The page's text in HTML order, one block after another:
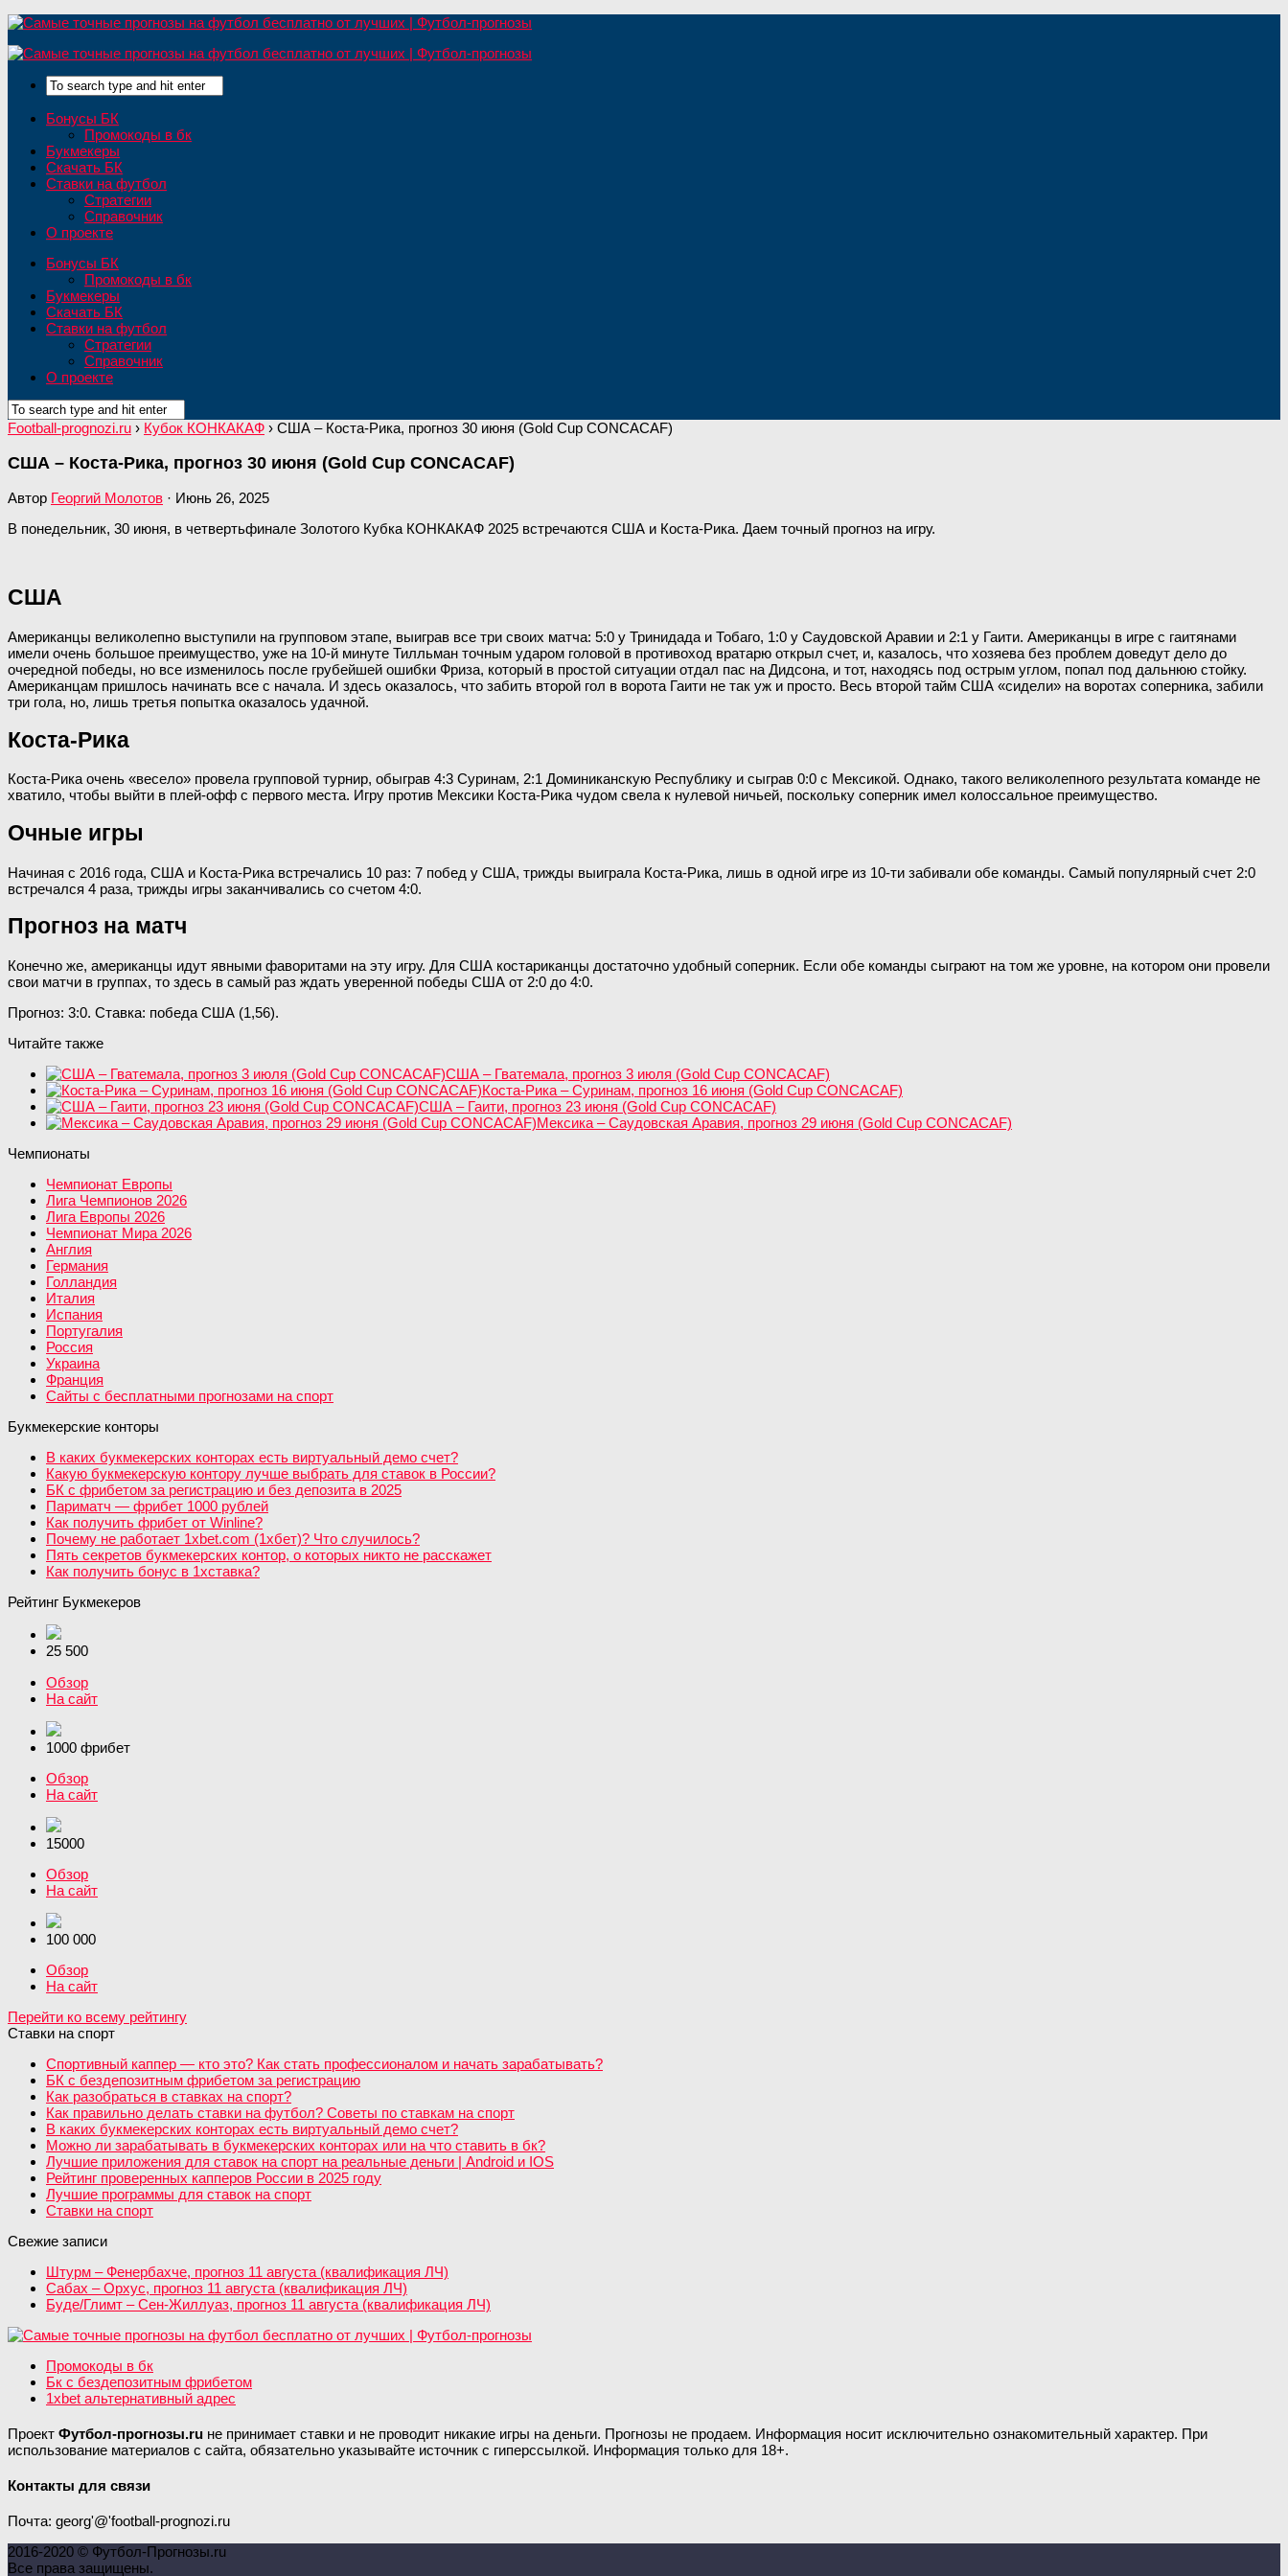
Бонусы БК
Промокоды в бк
Букмекеры
Скачать БК
Ставки на футбол
Стратегии
Справочник
О проекте
Бонусы БК
Промокоды в бк
Букмекеры
Скачать БК
Ставки на футбол
Стратегии
Справочник
О проекте
Football-prognozi.ru › Кубок КОНКАКАФ › США – Коста-Рика, прогноз 30 июня (Gold Cup CONCACAF)
США – Коста-Рика, прогноз 30 июня (Gold Cup CONCACAF)
Автор Георгий Молотов · Июнь 26, 2025
В понедельник, 30 июня, в четвертьфинале Золотого Кубка КОНКАКАФ 2025 встречаются США и Коста-Рика. Даем точный прогноз на игру.
США
Американцы великолепно выступили на групповом этапе, выиграв все три своих матча: 5:0 у Тринидада и Тобаго, 1:0 у Саудовской Аравии и 2:1 у Гаити. Американцы в игре с гаитянами
имели очень большое преимущество, уже на 10-й минуте Тилльман точным ударом головой в противоход вратарю открыл счет, и, казалось, что хозяева без проблем доведут дело до
очередной победы, но все изменилось после грубейшей ошибки Фриза, который в простой ситуации отдал пас на Дидсона, и тот, находясь под острым углом, попал под дальнюю стойку.
Американцам пришлось начинать все с начала. И здесь оказалось, что забить второй гол в ворота Гаити не так уж и просто. Весь второй тайм США «сидели» на воротах соперника, забили
три гола, но, лишь третья попытка оказалось удачной.
Коста-Рика
Коста-Рика очень «весело» провела групповой турнир, обыграв 4:3 Суринам, 2:1 Доминиканскую Республику и сыграв 0:0 с Мексикой. Однако, такого великолепного результата команде не
хватило, чтобы выйти в плей-офф с первого места. Игру против Мексики Коста-Рика чудом свела к нулевой ничьей, поскольку соперник имел колоссальное преимущество.
Очные игры
Начиная с 2016 года, США и Коста-Рика встречались 10 раз: 7 побед у США, трижды выиграла Коста-Рика, лишь в одной игре из 10-ти забивали обе команды. Самый популярный счет 2:0
встречался 4 раза, трижды игры заканчивались со счетом 4:0.
Прогноз на матч
Конечно же, американцы идут явными фаворитами на эту игру. Для США костариканцы достаточно удобный соперник. Если обе команды сыграют на том же уровне, на котором они провели
свои матчи в группах, то здесь в самый раз ждать уверенной победы США от 2:0 до 4:0.
Прогноз: 3:0. Ставка: победа США (1,56).
Читайте также
США – Гватемала, прогноз 3 июля (Gold Cup CONCACAF)
Коста-Рика – Суринам, прогноз 16 июня (Gold Cup CONCACAF)
США – Гаити, прогноз 23 июня (Gold Cup CONCACAF)
Мексика – Саудовская Аравия, прогноз 29 июня (Gold Cup CONCACAF)
Чемпионаты
Чемпионат Европы
Лига Чемпионов 2026
Лига Европы 2026
Чемпионат Мира 2026
Англия
Германия
Голландия
Италия
Испания
Португалия
Россия
Украина
Франция
Сайты с бесплатными прогнозами на спорт
Букмекерские конторы
В каких букмекерских конторах есть виртуальный демо счет?
Какую букмекерскую контору лучше выбрать для ставок в России?
БК с фрибетом за регистрацию и без депозита в 2025
Париматч — фрибет 1000 рублей
Как получить фрибет от Winline?
Почему не работает 1xbet.com (1хбет)? Что случилось?
Пять секретов букмекерских контор, о которых никто не расскажет
Как получить бонус в 1хставка?
Рейтинг Букмекеров
25 500
Обзор
На сайт
1000 фрибет
Обзор
На сайт
15000
Обзор
На сайт
100 000
Обзор
На сайт
Перейти ко всему рейтингу
Ставки на спорт
Спортивный каппер — кто это? Как стать профессионалом и начать зарабатывать?
БК с бездепозитным фрибетом за регистрацию
Как разобраться в ставках на спорт?
Как правильно делать ставки на футбол? Советы по ставкам на спорт
В каких букмекерских конторах есть виртуальный демо счет?
Можно ли зарабатывать в букмекерских конторах или на что ставить в бк?
Лучшие приложения для ставок на спорт на реальные деньги | Android и IOS
Рейтинг проверенных капперов России в 2025 году
Лучшие программы для ставок на спорт
Ставки на спорт
Свежие записи
Штурм – Фенербахче, прогноз 11 августа (квалификация ЛЧ)
Сабах – Орхус, прогноз 11 августа (квалификация ЛЧ)
Буде/Глимт – Сен-Жиллуаз, прогноз 11 августа (квалификация ЛЧ)
Промокоды в бк
Бк с бездепозитным фрибетом
1xbet альтернативный адрес
Проект Футбол-прогнозы.ru не принимает ставки и не проводит никакие игры на деньги. Прогнозы не продаем. Информация носит исключительно ознакомительный характер. При
использование материалов с сайта, обязательно указывайте источник с гиперссылкой. Информация только для 18+.
Контакты для связи
Почта: georg'@'football-prognozi.ru
2016-2020 © Футбол-Прогнозы.ru
Все права защищены.